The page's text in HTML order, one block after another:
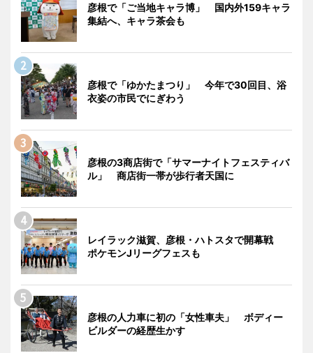
彦根で「ご当地キャラ博」 国内外159キャラ
集結へ、キャラ茶会も
彦根で「ゆかたまつり」 今年で30回目、浴
衣姿の市民でにぎわう
彦根の3商店街で「サマーナイトフェスティバ
ル」 商店街一帯が歩行者天国に
レイラック滋賀、彦根・ハトスタで開幕戦
ポケモンJリーグフェスも
彦根の人力車に初の「女性車夫」 ボディー
ビルダーの経歴生かす